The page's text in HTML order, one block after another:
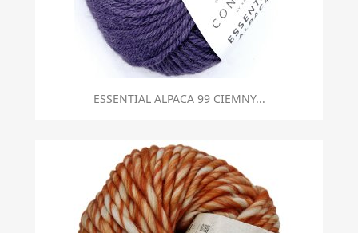
ESSENTIAL ALPACA 99 CIEMNY...